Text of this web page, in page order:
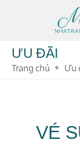
ƯU ĐÃI
Trang chủ Ưu
VÉ
Notifications